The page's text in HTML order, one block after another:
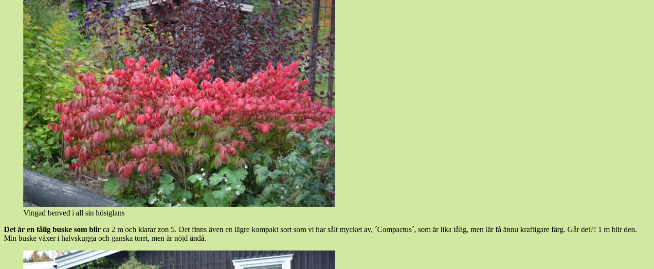
Vingad benved i all sin höstglans
Det är en tålig buske som blir ca 2 m och klarar zon 5. Det finns även en lägre kompakt sort som vi har sålt mycket av, ´Compactus´, som är lika tålig, men lär få ännu kraftigare färg. Går det?! 1 m blir den.
Min buske växer i halvskugga och ganska torrt, men är nöjd ändå.